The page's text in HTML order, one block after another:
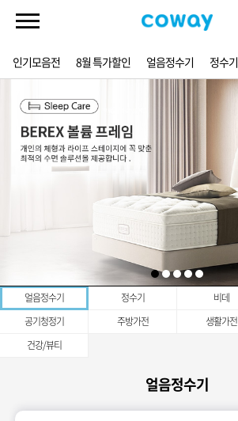
인기모음전 8월 특가할인 얼음정수기 정수기
얼음정수기 정수기 비데
공기청정기
주방가전 생활가전
건강/뷰티
얼음정수기